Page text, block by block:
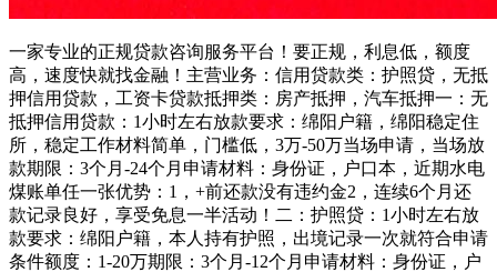
一家专业的正规贷款咨询服务平台！要正规，利息低，额度
高，速度快就找金融！主营业务：信用贷款类：护照贷，无抵
押信用贷款，工资卡贷款抵押类：房产抵押，汽车抵押一：无
抵押信用贷款：1小时左右放款要求：绵阳户籍，绵阳稳定住
所，稳定工作材料简单，门槛低，3万-50万当场申请，当场放
款期限：3个月-24个月申请材料：身份证，户口本，近期水电
煤账单任一张优势：1，+前还款没有违约金2，连续6个月还
款记录良好，享受免息一半活动！二：护照贷：1小时左右放
款要求：绵阳户籍，本人持有护照，出境记录一次就符合申请
条件额度：1-20万期限：3个月-12个月申请材料：身份证，户